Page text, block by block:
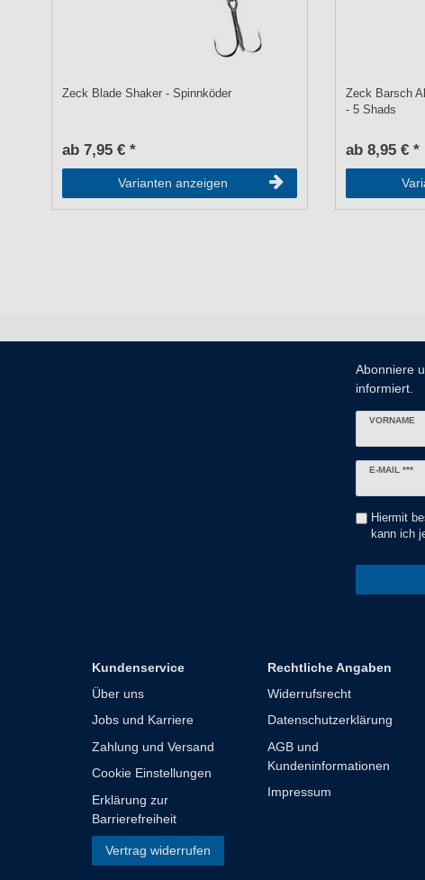
Zeck Blade Shaker - Spinnköder
ab 7,95 € *
Varianten anzeigen
Zeck Barsch
- 5 Shads
ab 8,95 € *
Abonniere
informiert.
VORNAME
E-MAIL ***
Newsletter
Hiermit
kann ich
Kundenservice
Über uns
Jobs und Karriere
Zahlung und Versand
Cookie Einstellungen
Erklärung zur
Barrierefreiheit
Vertrag widerrufen
Rechtliche Angaben
Widerrufsrecht
Datenschutzerklärung
AGB und
Kundeninformationen
Impressum